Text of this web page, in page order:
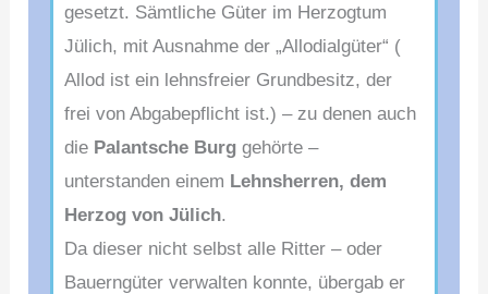
gesetzt. Sämtliche Güter im Herzogtum
Jülich, mit Ausnahme der „Allodialgüter“ (
Allod ist ein lehnsfreier Grundbesitz, der
frei von Abgabepflicht ist.) – zu denen auch
die Palantsche Burg gehörte –
unterstanden einem Lehnsherren, dem
Herzog von Jülich.
Da dieser nicht selbst alle Ritter – oder
Bauerngüter verwalten konnte, übergab er